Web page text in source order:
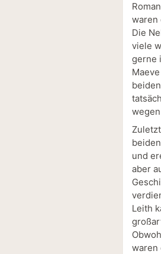
waren
Die
viele
gerne
und
aber
Leith
waren